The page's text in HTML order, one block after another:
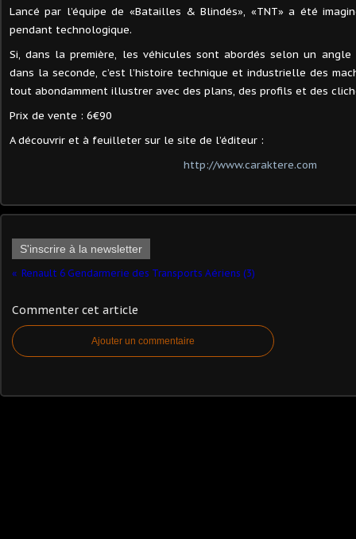
Lancé par l’équipe de «Batailles & Blindés», «TNT» a été
pendant technologique.
Si, dans la première, les véhicules sont abordés selon un
dans la seconde, c’est l’histoire technique et industrielle des
tout abondamment illustrer avec des plans, des profils et des
Prix de vente : 6€90
A découvrir et à feuilleter sur le site de l’éditeur :
http://www.caraktere.com
S'inscrire à la newsletter
Renault 6 Gendarmerie des Transports Aériens (3)
Commenter cet article
Ajouter un commentaire